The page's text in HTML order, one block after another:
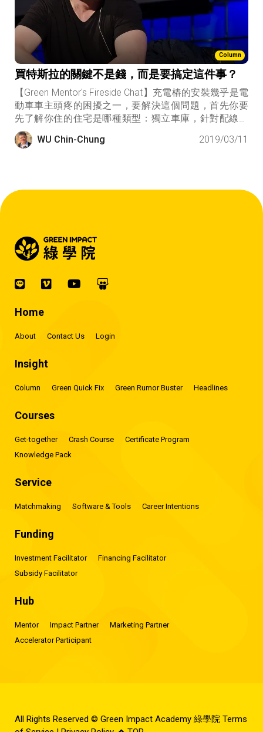
Column
買特斯拉的關鍵不是錢，而是要搞定這件事？
【Green Mentor's Fireside Chat】充電樁的安裝幾乎是電
動車車主頭疼的困擾之一，要解決這個問題，首先你要
先了解你住的住宅是哪種類型：獨立車庫，針對配線問
題；但公寓大廈或集合式住宅，主要是協調人的問題。
然而真正要解決充電樁安裝的系統性問題，則是要從電
WU Chin-Chung 2019/03/11
Home
About Contact Us Login
Insight
Column Green Quick Fix Green Rumor Buster Headlines
Courses
Get-together Crash Course
Certificate Program
Knowledge Pack
Service
Matchmaking Software & Tools Career Intentions
Funding
Investment Facilitator
Financing Facilitator
Subsidy Facilitator
Hub
Mentor Impact Partner
Marketing Partner
Accelerator Participant
All Rights Reserved © Green Impact Academy 綠學院 Terms